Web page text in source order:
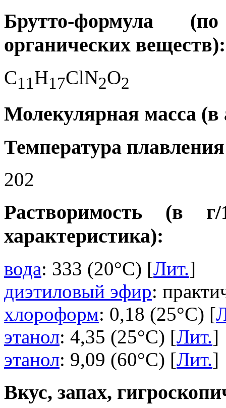
Брутто-формула
органических веществ):
C1 1H17ClN2O2
Молекулярная масса (в
Температура
202
Растворимость (в
характеристика):
вода: 333 (20°C) [Лит.]
диэтиловый эфир:
хлороформ: 0,18 (25°C) [
этанол: 4,35 (25°C) [Лит.]
этанол: 9,09 (60°C) [Лит.]
Вкус, запах,